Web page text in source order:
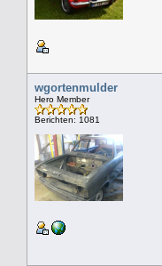
wgortenmulder
Hero Member
Berichten: 1081